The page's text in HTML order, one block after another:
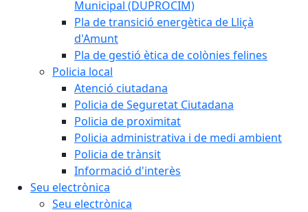
Municipal (DUPROCIM)
Pla de transició energètica de Lliçà
d'Amunt
Pla de gestió ètica de colònies felines
Policia local
Atenció ciutadana
Policia de Seguretat Ciutadana
Policia de proximitat
Policia administrativa i de medi ambient
Policia de trànsit
Informació d'interès
Seu electrònica
Seu electrònica